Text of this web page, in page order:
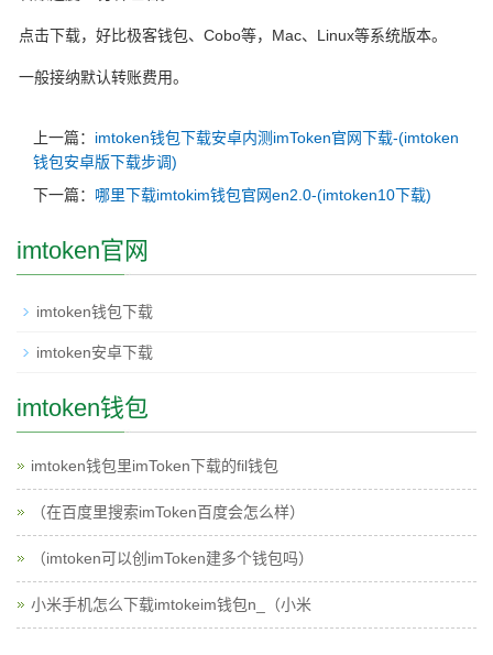
点击下载，好比极客钱包、Cobo等，Mac、Linux等系统版本。
一般接纳默认转账费用。
上一篇： imtoken钱包下载安卓内测imToken官网下载-(imtoken
钱包安卓版下载步调)
下一篇： 哪里下载imtokim钱包官网en2.0-(imtoken10下载)
imtoken官网
imtoken钱包下载
imtoken安卓下载
imtoken钱包
imtoken钱包里imToken下载的fil钱包
（在百度里搜索imToken百度会怎么样）
（imtoken可以创imToken建多个钱包吗）
小米手机怎么下载imtokeim钱包n_（小米